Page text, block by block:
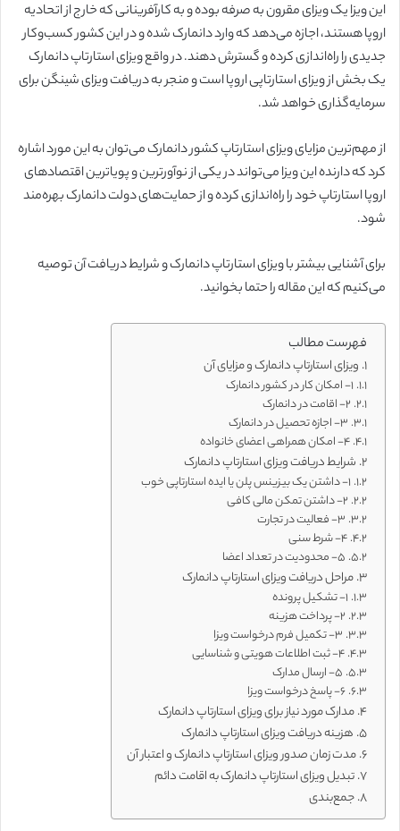
این ویزا یک ویزای مقرون به صرفه بوده و به کارآفرینانی که خارج از اتحادیه
اروپا هستند، اجازه می‌دهد که وارد دانمارک شده و در این کشور کسب‌وکار
جدیدی را راه‌اندازی کرده و گسترش دهند. در واقع ویزای استارتاپ دانمارک
یک بخش از ویزای استارتاپی اروپا است و منجر به دریافت ویزای شینگن برای
سرمایه‌گذاری خواهد شد.
از مهم‌ترین مزایای ویزای استارتاپ کشور دانمارک می‌توان به این مورد اشاره
کرد که دارنده این ویزا می‌تواند در یکی از نوآورترین و پویاترین اقتصادهای
اروپا استارتاپ خود را راه‌اندازی کرده و از حمایت‌های دولت دانمارک بهره‌مند
شود.
برای آشنایی بیشتر با ویزای استارتاپ دانمارک و شرایط دریافت آن توصیه
می‌کنیم که این مقاله را حتما بخوانید.
فهرست مطالب
ویزای استارتاپ دانمارک و مزایای آن
۱- امکان کار در کشور دانمارک
۲- اقامت در دانمارک
۳- اجازه تحصیل در دانمارک
۴- امکان همراهی اعضای خانواده
شرایط دریافت ویزای استارتاپ دانمارک
۱- داشتن یک بیزینس پلن یا ایده استارتاپی خوب
۲- داشتن تمکن مالی کافی
۳- فعالیت در تجارت
۴- شرط سنی
۵- محدودیت در تعداد اعضا
مراحل دریافت ویزای استارتاپ دانمارک
۱- تشکیل پرونده
۲- پرداخت هزینه
۳- تکمیل فرم درخواست ویزا
۴- ثبت اطلاعات هویتی و شناسایی
۵- ارسال مدارک
۶- پاسخ درخواست ویزا
مدارک مورد نیاز برای ویزای استارتاپ دانمارک
هزینه دریافت ویزای استارتاپ دانمارک
مدت زمان صدور ویزای استارتاپ دانمارک و اعتبار آن
تبدیل ویزای استارتاپ دانمارک به اقامت دائم
جمع‌بندی